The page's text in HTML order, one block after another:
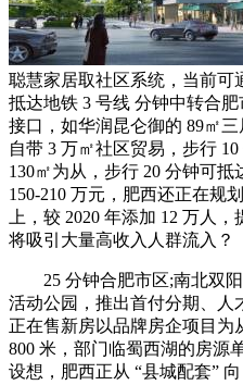
聪慧家居取社区系统，当前可
抵达地铁 3 号线 分钟中转合
接口，如华润昆仑御的 89㎡
自带 3 万㎡社区贸易，步行
130㎡为从，步行 20 分钟可抵
150-210 万元，肥西还正在规
上，较 2020 年添加 12 万人
将吸引大量高收入人群流入？
25 分钟合肥市区;南北双阳
活动公园，推出首付分期、人
正在售新房以品牌房企项目为
800 米，部门临蜀西湖的房源
设想，肥西正从 “县城配套”